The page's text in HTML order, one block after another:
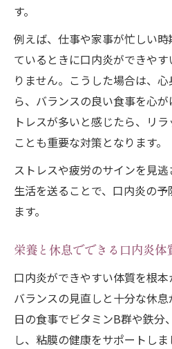
す。
例えば、仕事や家事が忙しい
ているときに口内炎ができや
りません。こうした場合は、
ら、バランスの良い食事を心
トレスが多いと感じたら、リ
ことも重要な対策となります。
ストレスや疲労のサインを見
生活を送ることで、口内炎の
ます。
栄養と休息でできる口内炎体
口内炎ができやすい体質を根
バランスの見直しと十分な休
日の食事でビタミンB群や鉄分
し、粘膜の健康をサポートし